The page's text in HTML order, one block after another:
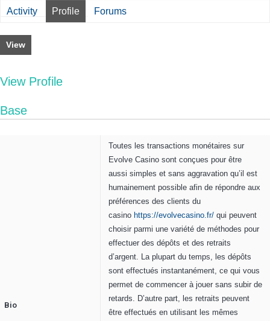
Activity Profile Forums
View
View Profile
Base
Bio
Toutes les transactions monétaires sur
Evolve Casino sont conçues pour être
aussi simples et sans aggravation qu’il est
humainement possible afin de répondre aux
préférences des clients du
casino https://evolvecasino.fr/ qui peuvent
choisir parmi une variété de méthodes pour
effectuer des dépôts et des retraits
d’argent. La plupart du temps, les dépôts
sont effectués instantanément, ce qui vous
permet de commencer à jouer sans subir de
retards. D’autre part, les retraits peuvent
être effectués en utilisant les mêmes